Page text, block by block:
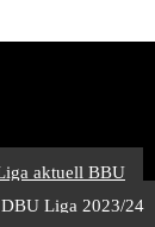
aktuell BBU
DBU Liga 2023/24